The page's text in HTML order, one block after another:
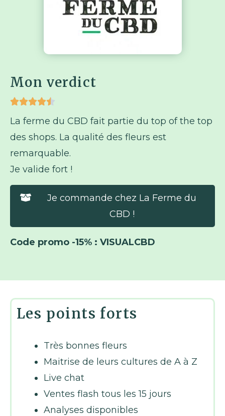
Mon verdict

La ferme du CBD fait partie du top of the top
des shops. La qualité des fleurs est
remarquable.
Je valide fort !
Je commande chez La Ferme du
CBD !
Code promo -15% : VISUALCBD
Les points forts
Très bonnes fleurs
Maitrise de leurs cultures de A à Z
Live chat
Ventes flash tous les 15 jours
Analyses disponibles